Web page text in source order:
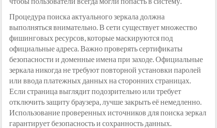
Процедура поиска актуального зеркала должна
выполняться внимательно. В сети существует множество
фишинговых ресурсов, которые маскируются под
официальные адреса. Важно проверять сертификаты
безопасности и доменные имена при заходе. Официальные
зеркала никогда не требуют повторной установки паролей
или ввода платежных данных на сторонних страницах.
Если страница выглядит подозрительно или требует
отключить защиту браузера, лучше закрыть её немедленно.
Использование проверенных источников для поиска зеркал
гарантирует безопасность и сохранность данных.